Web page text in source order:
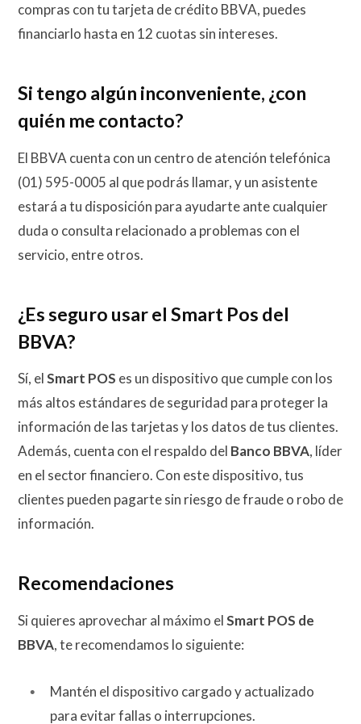
compras con tu tarjeta de crédito BBVA, puedes
financiarlo hasta en 12 cuotas sin intereses.
Si tengo algún inconveniente, ¿con
quién me contacto?
El BBVA cuenta con un centro de atención telefónica
(01) 595-0005 al que podrás llamar, y un asistente
estará a tu disposición para ayudarte ante cualquier
duda o consulta relacionado a problemas con el
servicio, entre otros.
¿Es seguro usar el Smart Pos del
BBVA?
Sí, elSmart POS es un dispositivo que cumple con los
más altos estándares de seguridad para proteger la
información de las tarjetas y los datos de tus clientes.
Además, cuenta con el respaldo del Banco BBVA, líder
en el sector financiero. Con este dispositivo, tus
clientes pueden pagarte sin riesgo de fraude o robo de
información.
Recomendaciones
Si quieres aprovechar al máximo elSmart POS de
BBVA, te recomendamos lo siguiente:
Mantén el dispositivo cargado y actualizado
para evitar fallas o interrupciones.